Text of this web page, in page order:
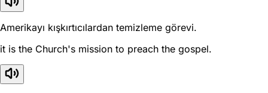
Amerikayı kışkırtıcılardan temizleme görevi.
it is the Church's mission to preach the gospel.